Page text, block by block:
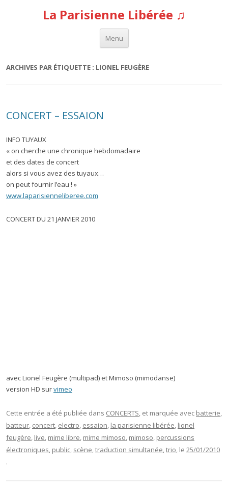
La Parisienne Libérée ♫
Menu
Aller au contenu
ARCHIVES PAR ÉTIQUETTE : LIONEL FEUGÈRE
CONCERT – ESSAION
INFO TUYAUX
« on cherche une chronique hebdomadaire
et des dates de concert
alors si vous avez des tuyaux…
on peut fournir l’eau ! »
www.laparisienneliberee.com
CONCERT DU 21 JANVIER 2010
avec Lionel Feugère (multipad) et Mimoso (mimodanse)
version HD survimeo
Cette entrée a été publiée dans CONCERTS, et marquée avec batterie,
batteur, concert, electro, essaion, la parisienne libérée, lionel
feugère, live, mime libre, mime mimoso, mimoso, percussions
électroniques, public, scène,traduction simultanée,trio, le 25/01/2010
.